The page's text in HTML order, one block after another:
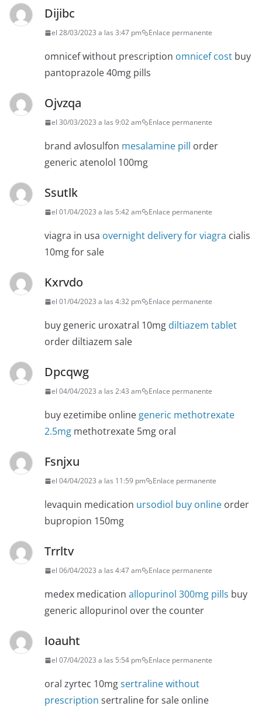
Dijibc
el 28/03/2023 a las 3:47 pm Enlace permanente
omnicef without prescription omnicef cost buy
pantoprazole 40mg pills
Ojvzqa
el 30/03/2023 a las 9:02 am Enlace permanente
brand avlosulfon mesalamine pill order
generic atenolol 100mg
Ssutlk
el 01/04/2023 a las 5:42 am Enlace permanente
viagra in usa overnight delivery for viagra cialis
10mg for sale
Kxrvdo
el 01/04/2023 a las 4:32 pm Enlace permanente
buy generic uroxatral 10mg diltiazem tablet
order diltiazem sale
Dpcqwg
el 04/04/2023 a las 2:43 am Enlace permanente
buy ezetimibe online generic methotrexate
2.5mg methotrexate 5mg oral
Fsnjxu
el 04/04/2023 a las 11:59 pm Enlace permanente
levaquin medication ursodiol buy online order
bupropion 150mg
Trrltv
el 06/04/2023 a las 4:47 am Enlace permanente
medex medication allopurinol 300mg pills buy
generic allopurinol over the counter
Ioauht
el 07/04/2023 a las 5:54 pm Enlace permanente
oral zyrtec 10mgsertraline without
prescription sertraline for sale online